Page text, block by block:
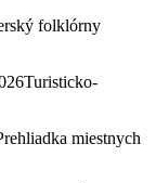
folklórny
Turisticko-
miestnych